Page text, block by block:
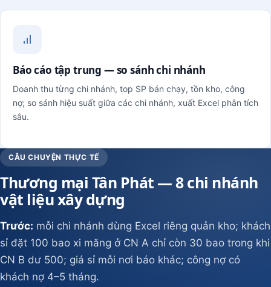
Báo cáo tập trung — so sánh chi nhánh
Doanh thu từng chi nhánh, top SP bán chạy, tồn kho, công
nợ; so sánh hiệu suất giữa các chi nhánh, xuất Excel phân tích
sâu.
CÂU CHUYỆN THỰC TẾ
Thương mại Tân Phát — 8 chi nhánh
vật liệu xây dựng
Trước: mỗi chi nhánh dùng Excel riêng quản kho; khách
sỉ đặt 100 bao xi măng ở CN A chỉ còn 30 bao trong khi
CN B dư 500; giá sỉ mỗi nơi báo khác; công nợ có
khách nợ 4–5 tháng.